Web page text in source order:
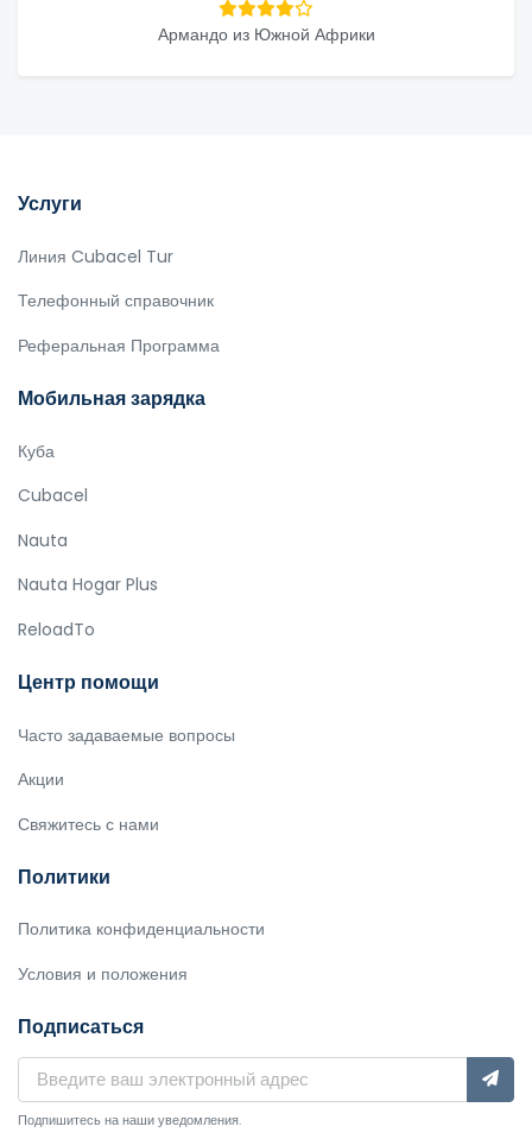
Армандо из Южной Африки
Услуги
Линия Cubacel Tur
Телефонный справочник
Реферальная Программа
Мобильная зарядка
Куба
Cubacel
Nauta
Nauta Hogar Plus
ReloadTo
Центр помощи
Часто задаваемые вопросы
Акции
Свяжитесь с нами
Политики
Политика конфиденциальности
Условия и положения
Подписаться
Подпишитесь на наши уведомления.